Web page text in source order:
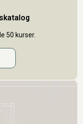
50 kurser.